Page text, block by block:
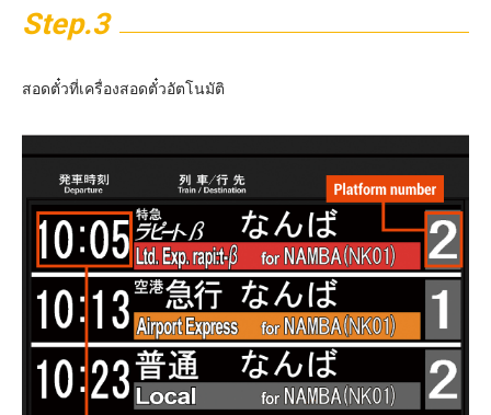
Step.3
สอดตั๋วที่เครื่องสอดตั๋วอัตโนมัติ